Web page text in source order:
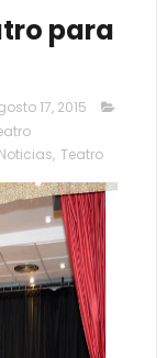
para
17, 2015
Noticias, Teatro